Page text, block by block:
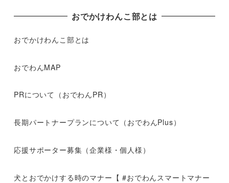
おでかけわんこ部とは
おでかけわんこ部とは
おでわんMAP
PRについて（おでわんPR）
長期パートナープランについて（おでわんPlus）
応援サポーター募集（企業様・個人様）
犬とおでかけする時のマナー【 #おでわんスマートマナー